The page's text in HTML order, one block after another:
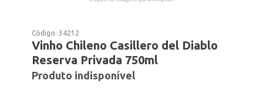
Código:34212
Vinho Chileno Casillero del Diablo
Reserva Privada 750ml
Produto indisponível